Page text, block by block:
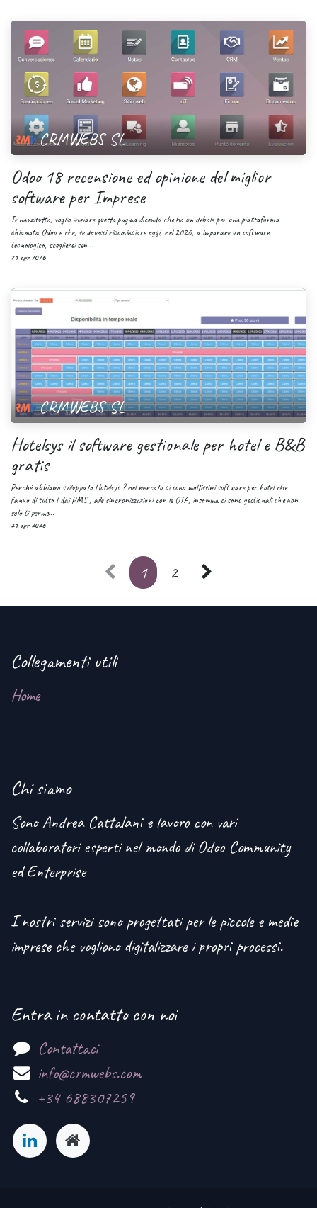
CRMWEBS SL
Odoo 18 recensione ed opinione del miglior
software per Imprese
Innanzitutto, voglio iniziare questa pagina dicendo che ho un debole per una piattaforma
chiamata Odoo e che, se dovessi ricominciare oggi, nel 2026, a imparare un software
tecnologico, sceglierei sen...
21 apr 2026
CRMWEBS SL
Hotelsys il software gestionale per hotel e B&B
gratis
Perché abbiamo sviluppato Hotelsys ? nel mercato ci sono moltissimi software per hotel che
fanno di tutto ! dai PMS , alle sincronizzazioni con le OTA, insomma ci sono gestionali che non
solo ti perme...
21 apr 2026
1 2
Collegamenti utili
Home
Chi siamo
Sono Andrea Cattalani e lavoro con vari
collaboratori esperti nel mondo di Odoo Community
ed Enterprise
I nostri servizi sono progettati per le piccole e medie
imprese che vogliono digitalizzare i propri processi.
Entra in contatto con noi
Contattaci
info@crmwebs.com
+34 688307259